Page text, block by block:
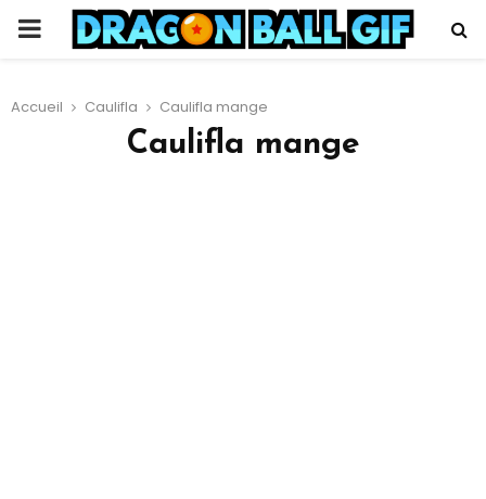
PRIMARY
Accueil Caulifla Caulifla mange
Caulifla mange